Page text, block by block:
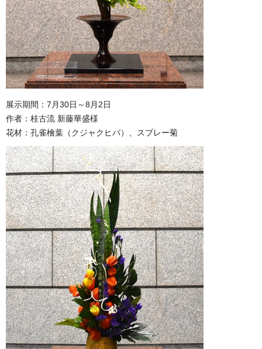
展示期間：7月30日～8月2日
作者：桂古流 新藤華盛様
花材：孔雀檜葉（クジャクヒバ）、スプレー菊